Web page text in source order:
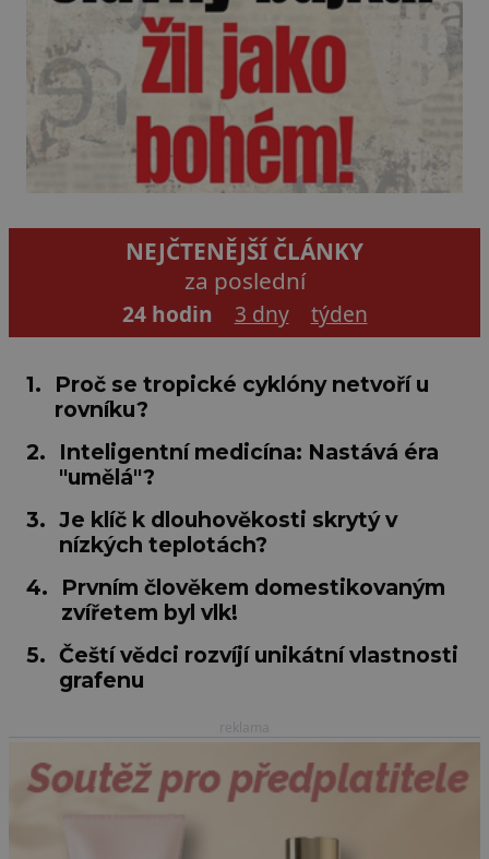
NEJČTENĚJŠÍ ČLÁNKY
za poslední
24 hodin 3 dny týden
1.
Proč se tropické cyklóny netvoří u
rovníku?
2.
Inteligentní medicína: Nastává éra
"umělá"?
3. Je klíč k dlouhověkosti skrytý v
nízkých teplotách?
4.
Prvním člověkem domestikovaným
zvířetem byl vlk!
5. Čeští vědci rozvíjí unikátní vlastnosti
grafenu